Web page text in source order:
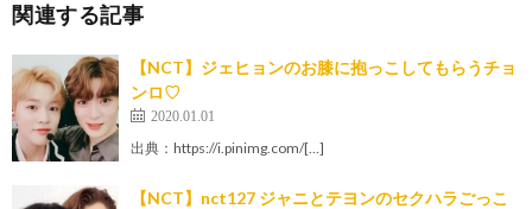
関連する記事
【NCT】ジェヒョンのお膝に抱っこしてもらうチョ
ンロ♡
2020.01.01
出典：https://i.pinimg.com/[…]
【NCT】nct127 ジャニとテヨンのセクハラごっこ